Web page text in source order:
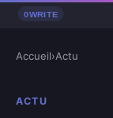
Accueil›Actu
ACTU